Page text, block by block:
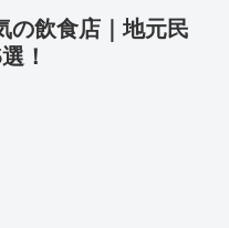
の飲食店｜地元民
！